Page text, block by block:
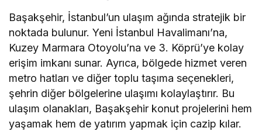
Başakşehir, İstanbul’un ulaşım ağında stratejik bir
noktada bulunur. Yeni İstanbul Havalimanı’na,
Kuzey Marmara Otoyolu’na ve 3. Köprü’ye kolay
erişim imkanı sunar. Ayrıca, bölgede hizmet veren
metro hatları ve diğer toplu taşıma seçenekleri,
şehrin diğer bölgelerine ulaşımı kolaylaştırır. Bu
ulaşım olanakları, Başakşehir konut projelerini hem
yaşamak hem de yatırım yapmak için cazip kılar.